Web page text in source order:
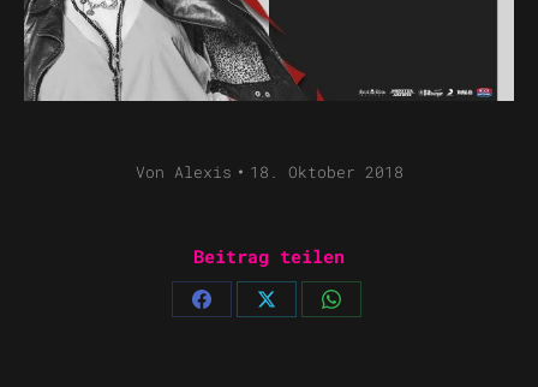
Von Alexis 18. Oktober 2018
Beitrag teilen
ShareShareShare